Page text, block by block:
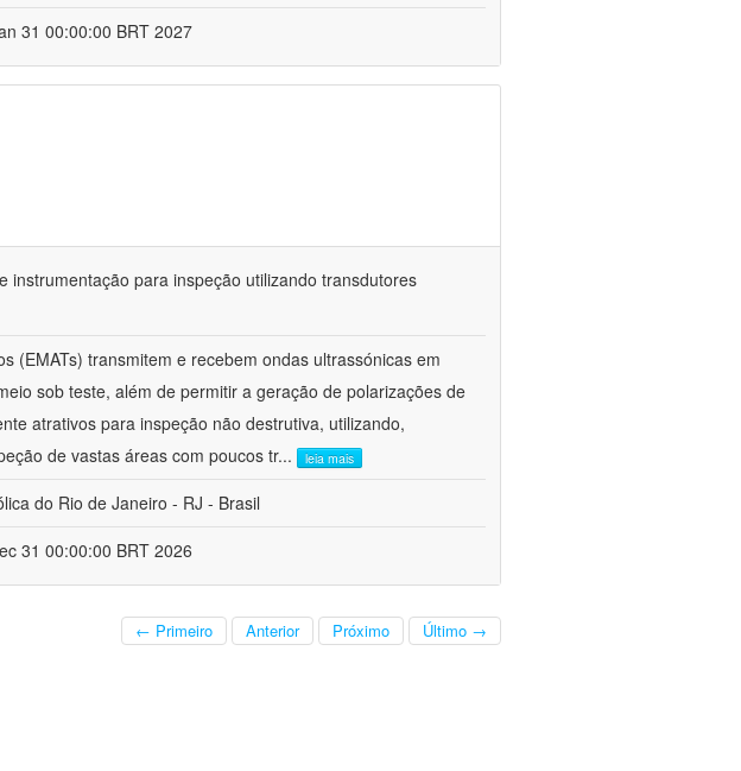
31 00:00:00 BRT 2027
instrumentação para inspeção utilizando transdutores
(EMATs) transmitem e recebem ondas ultrassónicas em
sob teste, além de permitir a geração de polarizações de
atrativos para inspeção não destrutiva, utilizando,
de vastas áreas com poucos tr... leia mais
do Rio de Janeiro - RJ - Brasil
31 00:00:00 BRT 2026
← Primeiro Anterior Próximo Último →